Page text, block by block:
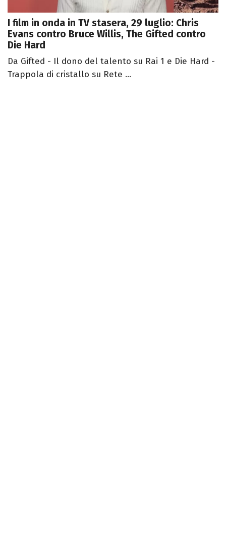
I film in onda in TV stasera, 29 luglio: Chris
Evans contro Bruce Willis, The Gifted contro
Die Hard
Da Gifted - Il dono del talento su Rai 1 e Die Hard -
Trappola di cristallo su Rete ...